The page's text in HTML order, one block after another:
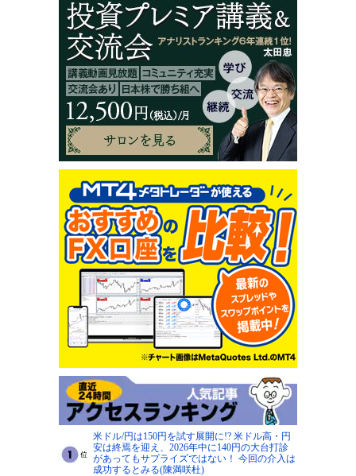
米ドル/円は150円を試す展開に!? 米ドル高・円
安は終焉を迎え、2026年中に140円の大台打診
があってもサプライズではない！ 今回の介入は
成功するとみる(陳満咲杜)